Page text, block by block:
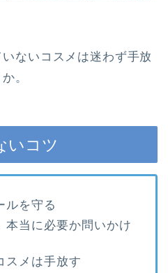
ないコスメは迷わず手放
。
いコツ
ルを守る
本当に必要か問いかけ
スメは手放す